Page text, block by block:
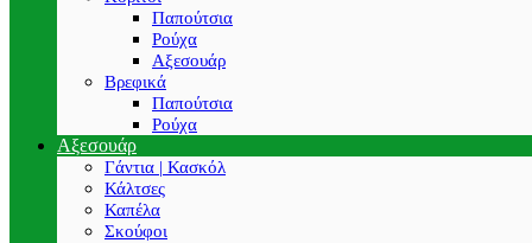
Παπούτσια
Ρούχα
Αξεσουάρ
Βρεφικά
Παπούτσια
Ρούχα
Αξεσουάρ
Γάντια | Κασκόλ
Κάλτσες
Καπέλα
Σκούφοι